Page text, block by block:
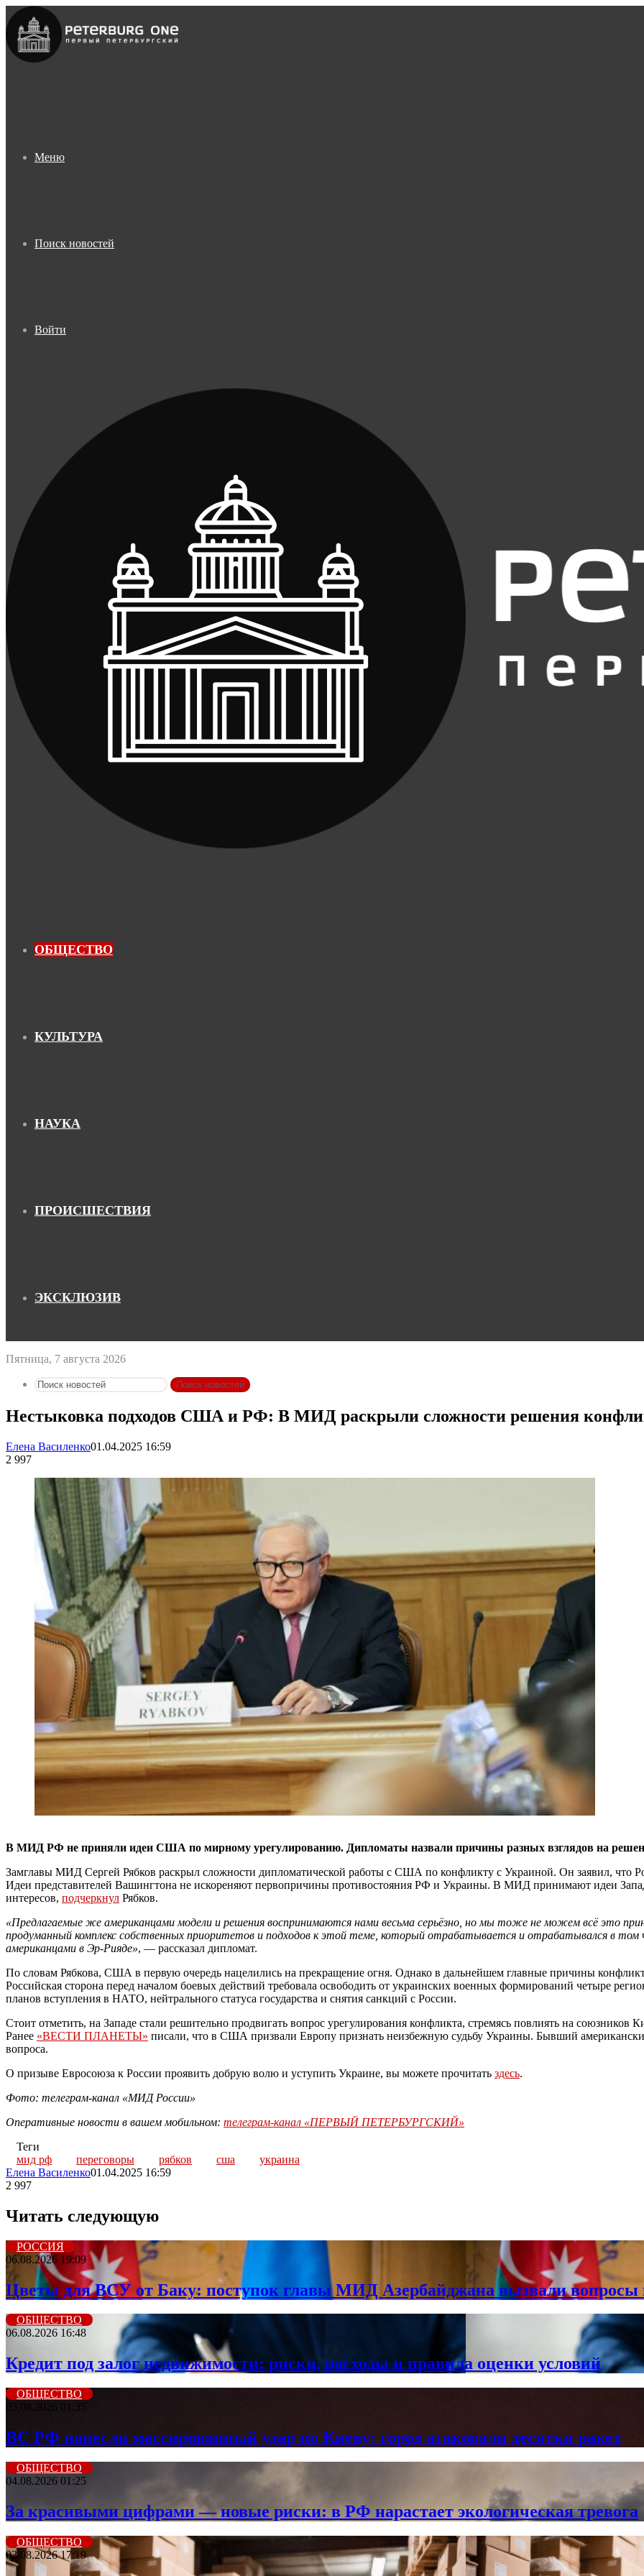
Меню
Поиск новостей
Войти
ОБЩЕСТВО
КУЛЬТУРА
НАУКА
ПРОИСШЕСТВИЯ
ЭКСКЛЮЗИВ
Пятница, 7 августа 2026
Поиск новостей
Нестыковка подходов США и РФ: В МИД раскрыли сложности решения
Елена Василенко01.04.2025 16:59
2 997
В МИД РФ не приняли идеи США по мирному урегулированию. Дипломаты назвали причины разных взглядов на
Замглавы МИД Сергей Рябков раскрыл сложности дипломатической работы с США по конфликту с Украиной. Он заявил, что
Идеи представителей Вашингтона не искореняют первопричины противостояния РФ и Украины. В МИД принимают идеи
интересов, подчеркнул Рябков.
«Предлагаемые же американцами модели и решения воспринимаются нами весьма серьёзно, но мы тоже не можем всё это
продуманный комплекс собственных приоритетов и подходов к этой теме, который отрабатывается и отрабатывался в том
американцами в Эр-Рияде», — рассказал дипломат.
По словам Рябкова, США в первую очередь нацелились на прекращение огня. Однако в дальнейшем главные причины
Российская сторона перед началом боевых действий требовала освободить от украинских военных формирований четыре
планов вступления в НАТО, нейтрального статуса государства и снятия санкций с России.
Стоит отметить, на Западе стали решительно продвигать вопрос урегулирования конфликта, стремясь повлиять на союзников
Ранее «ВЕСТИ ПЛАНЕТЫ» писали, что в США призвали Европу признать неизбежную судьбу Украины. Бывший
вопроса.
О призыве Евросоюза к России проявить добрую волю и уступить Украине, вы можете прочитать здесь.
Фото: телеграм-канал «МИД России»
Оперативные новости в вашем мобильном: телеграм-канал «ПЕРВЫЙ ПЕТЕРБУРГСКИЙ»
Теги
мид рф
переговоры рябков сша
украина
Елена Василенко01.04.2025 16:59
2 997
Читать следующую
РОССИЯ
06.08.2026 19:09
Цветы для ВСУ от Баку: поступок главы МИД Азербайджана вызвали
ОБЩЕСТВО
06.08.2026 16:48
Кредит под залог недвижимости: риски, расходы и правила оценки условий
ОБЩЕСТВО
05.08.2026 01:35
ВС РФ нанесли массированный удар по Киеву: город атаковали десятки ракет
ОБЩЕСТВО
04.08.2026 01:25
За красивыми цифрами — новые риски: в РФ нарастает экологическая тревога
ОБЩЕСТВО
03.08.2026 17:19